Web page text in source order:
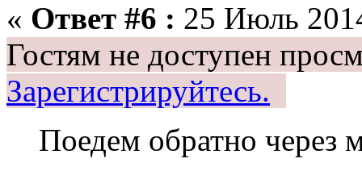
« Ответ #6 : 25 Июль
Гостям не доступен
Зарегистрируйтесь.
Поедем обратно через